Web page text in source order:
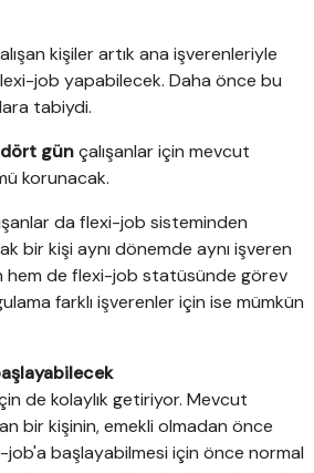
kişiler artık ana işverenleriyle
job yapabilecek. Daha önce bu
tabiydi.
günçalışanlar için mevcut
korunacak.
da flexi-job sisteminden
bir kişi aynı dönemde aynı işveren
hem de flexi-job statüsünde görev
farklı işverenler için ise mümkün
de kolaylık getiriyor. Mevcut
bir kişinin, emekli olmadan önce
job'a başlayabilmesi için önce normal